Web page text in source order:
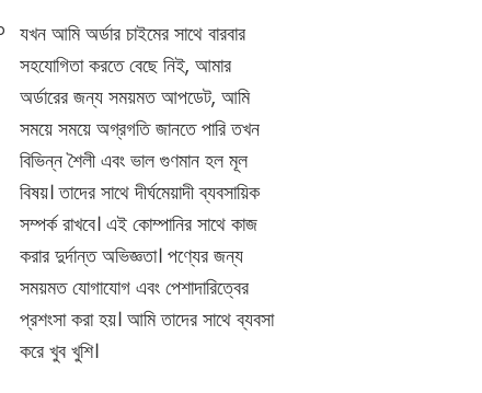
যখন আমি অর্ডার চাইমের সাথে বারবার
সহযোগিতা করতে বেছে নিই, আমার
অর্ডারের জন্য সময়মত আপডেট, আমি
সময়ে সময়ে অগ্রগতি জানতে পারি তখন
বিভিন্ন শৈলী এবং ভাল গুণমান হল মূল
বিষয়। তাদের সাথে দীর্ঘমেয়াদী ব্যবসায়িক
সম্পর্ক রাখবে। এই কোম্পানির সাথে কাজ
করার দুর্দান্ত অভিজ্ঞতা। পণ্যের জন্য
সময়মত যোগাযোগ এবং পেশাদারিত্বের
প্রশংসা করা হয়। আমি তাদের সাথে ব্যবসা
করে খুব খুশি।